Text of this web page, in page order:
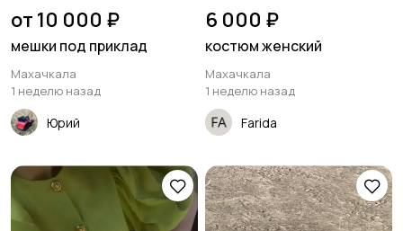
от 10 000 ₽
мешки под приклад
Махачкала
1 неделю назад
Юрий
6 000 ₽
костюм женский
Махачкала
1 неделю назад
Farida